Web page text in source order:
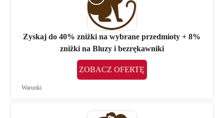
Zyskaj do 40% zniżki na wybrane przedmioty + 8%
zniżki na Bluzy i bezrękawniki
ZOBACZ OFERTĘ
Warunki